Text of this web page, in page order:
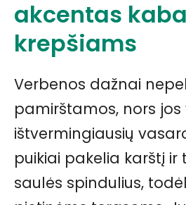
akcentas
krepšiams
Verbenos dažnai
pamirštamos, nors jos
ištvermingiausių
puikiai pakelia karštį ir
saulės spindulius,